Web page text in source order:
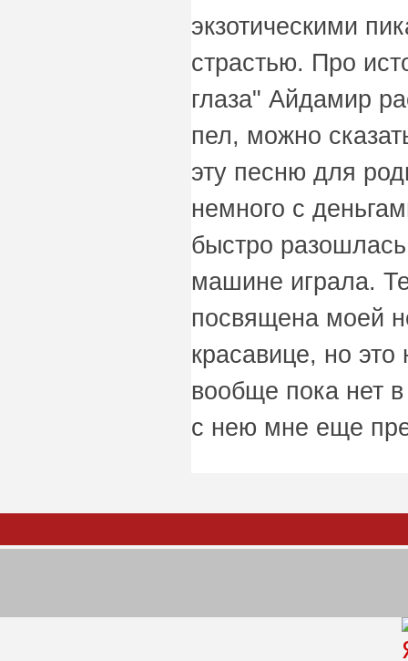
экзотическими
страстью. Про
глаза" Айдамир
пел, можно
эту песню для
немного с
быстро
машине играла.
посвящена моей
красавице, но
вообще пока нет
с нею мне еще